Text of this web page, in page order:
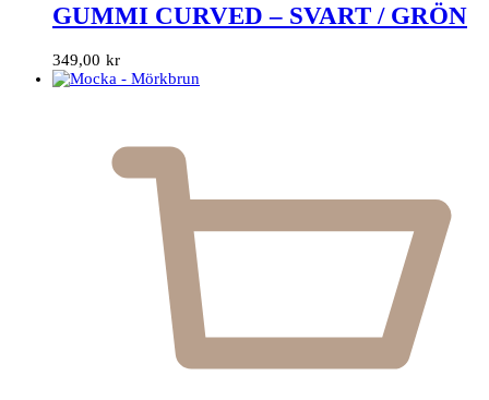
GUMMI CURVED – SVART / GRÖN
349,00 kr